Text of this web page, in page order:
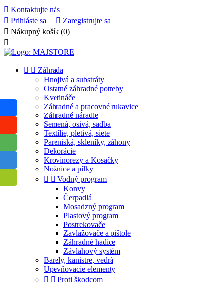
 Kontaktujte nás
 Prihláste sa  Zaregistrujte sa
 Nákupný košík (0)

  Záhrada
Hnojivá a substráty
Ostatné záhradné potreby
Kvetináče
Záhradné a pracovné rukavice
Záhradné náradie
Semená, osivá, sadba
Textílie, pletivá, siete
Pareniská, skleníky, záhony
Dekorácie
Krovinorezy a Kosačky
Nožnice a pílky
  Vodný program
Konvy
Čerpadlá
Mosadzný program
Plastový program
Postrekovače
Zavlažovače a pištole
Záhradné hadice
Závlahový systém
Barely, kanistre, vedrá
Upevňovacie elementy
  Proti škodcom